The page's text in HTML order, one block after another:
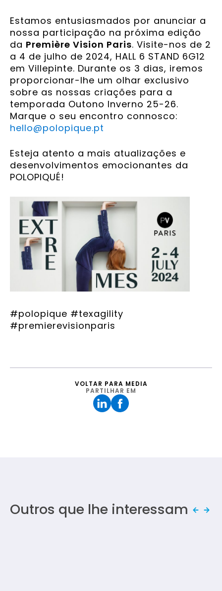
Estamos entusiasmados por anunciar a
nossa participação na próxima edição
da Première Vision Paris. Visite-nos de 2
a 4 de julho de 2024, HALL 6 STAND 6G12
em Villepinte. Durante os 3 dias, iremos
proporcionar-lhe um olhar exclusivo
sobre as nossas criações para a
temporada Outono Inverno 25-26.
Marque o seu encontro connosco:
hello@polopique.pt
Esteja atento a mais atualizações e
desenvolvimentos emocionantes da
POLOPIQUÉ!
#polopique #texagility
#premierevisionparis
VOLTAR PARA MEDIA
PARTILHAR EM
Outros que lhe interessam